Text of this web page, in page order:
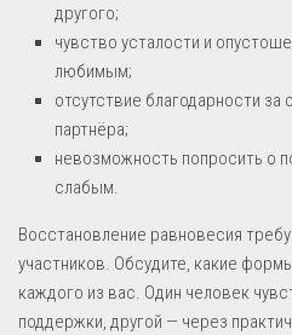
другого;
чувство усталости и
любимым;
отсутствие благодарности
партнёра;
невозможность попросить о
слабым.
Восстановление равновесия
участников. Обсудите, какие
каждого из вас. Один человек
поддержки, другой — через